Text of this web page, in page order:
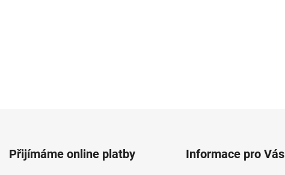
Přijímáme online platby Informace pro Vás